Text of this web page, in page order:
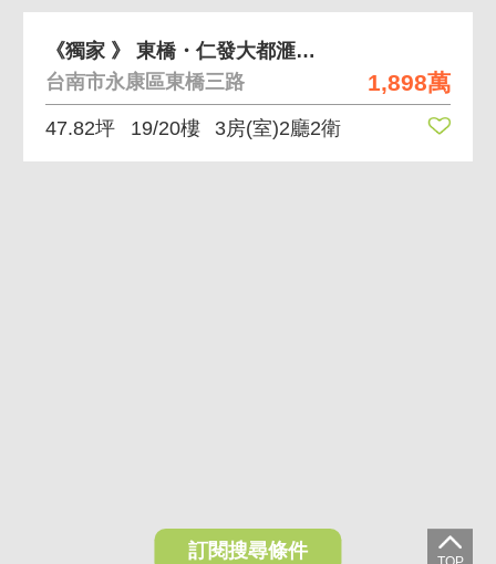
1,898萬
《獨家 》 東橋・仁發大都滙無印風三房平車
台南市永康區東橋三路
47.82坪 19/20樓 3房(室)2廳2衛
訂閱搜尋條件